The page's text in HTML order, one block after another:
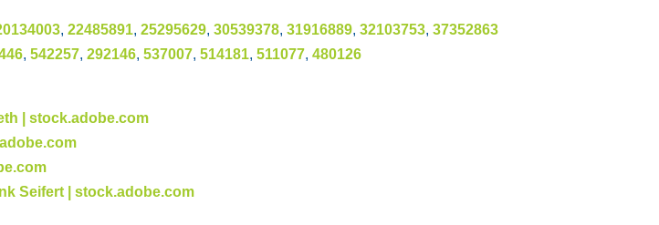
, 22485891, 25295629, 30539378, 31916889, 32103753, 37352863
, 542257, 292146, 537007, 514181, 511077, 480126
| stock.adobe.com
Seifert | stock.adobe.com